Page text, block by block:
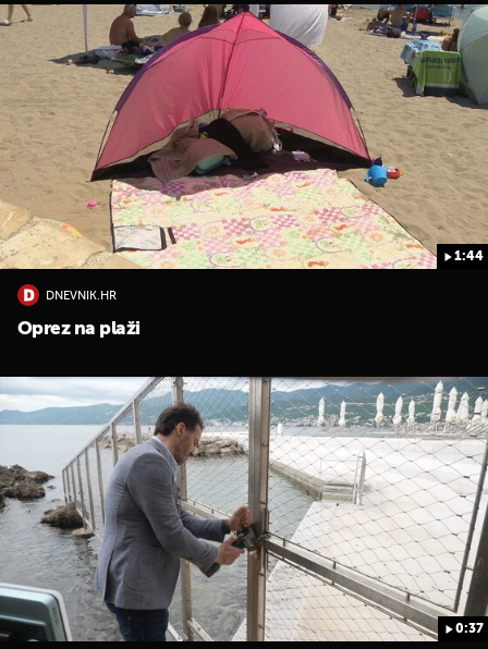
1:44
DNEVNIK.HR
Oprez na plaži
0:37